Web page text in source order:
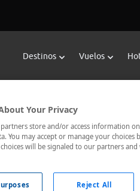
Destinos Vuelos
Reservar
de Viajes Carrefour te
el hotel que busques
Fechas *
Your Privacy
store and/or access information
You may accept or manage your
choices will be signaled to our partners
Reject All